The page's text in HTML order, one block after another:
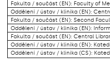
Fakulta / součást (EN): Faculty of
Oddělení / ústav / klinika (EN):
Fakulta / součást (EN): Second
Oddělení / ústav / klinika (EN):
Fakulta / součást (EN): Central
Oddělení / ústav / klinika (EN):
Oddělení / ústav / klinika (CS):